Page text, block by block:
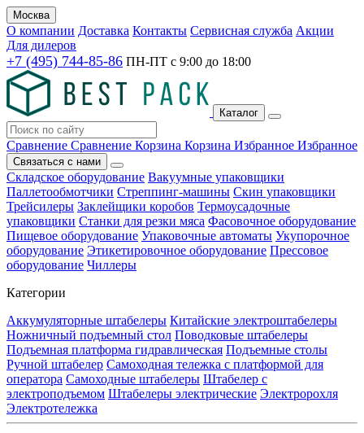
Москва
О компании Доставка Контакты Сервисная служба Акции
Для дилеров
+7 (495) 744-85-86 ПН-ПТ с 9:00 до 18:00
Каталог
Сравнение Сравнение Корзина Корзина Избранное Избранное
Связаться с нами
Складское оборудование Вакуумные упаковщики
Паллетообмотчики Стреппинг-машины Скин упаковщики
Трейсилеры Заклейщики коробов Термоусадочные
упаковщики Станки для резки мяса Фасовочное оборудование
Пищевое оборудование Упаковочные автоматы Укупорочное
оборудование Этикетировочное оборудование Прессовое
оборудование Чиллеры
Категории
Аккумуляторные штабелеры Китайские электроштабелеры
Ножничный подъемный стол Поводковые штабелеры
Подъемная платформа гидравлическая Подъемные столы
Ручной штабелер Самоходная тележка с платформой для
оператора Самоходные штабелеры Штабелер с
электроподъемом Штабелеры электрические Электророхля
Электротележка